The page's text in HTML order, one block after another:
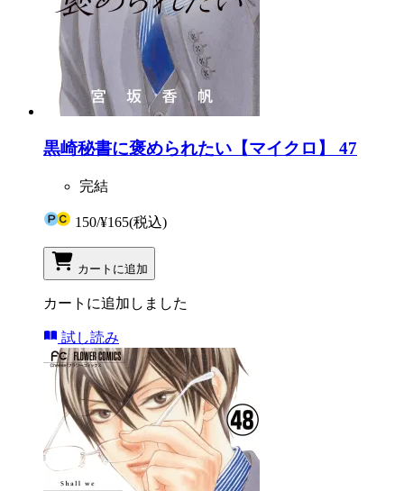
黒崎秘書に褒められたい【マイクロ】 47
完結
150/¥165(税込)
カートに追加
カートに追加しました
試し読み